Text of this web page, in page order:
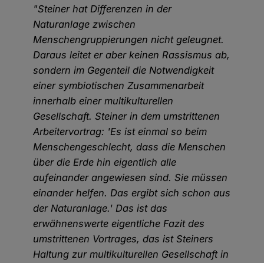
"Steiner hat Differenzen in der
Naturanlage zwischen
Menschengruppierungen nicht geleugnet.
Daraus leitet er aber keinen Rassismus ab,
sondern im Gegenteil die Notwendigkeit
einer symbiotischen Zusammenarbeit
innerhalb einer multikulturellen
Gesellschaft. Steiner in dem umstrittenen
Arbeitervortrag: 'Es ist einmal so beim
Menschengeschlecht, dass die Menschen
über die Erde hin eigentlich alle
aufeinander angewiesen sind. Sie müssen
einander helfen. Das ergibt sich schon aus
der Naturanlage.' Das ist das
erwähnenswerte eigentliche Fazit des
umstrittenen Vortrages, das ist Steiners
Haltung zur multikulturellen Gesellschaft in